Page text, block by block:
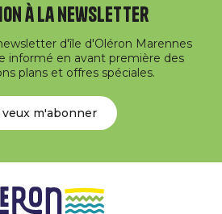
à la newsletter
d'île d'Oléron Marennes
informé en avant première des
plans et offres spéciales.
veux m'abonner